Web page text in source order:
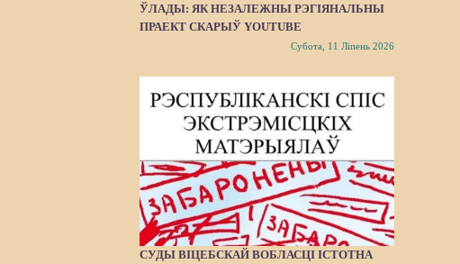
ЎЛАДЫ: ЯК НЕЗАЛЕЖНЫ РЭГІЯНАЛЬНЫ
ПРАЕКТ СКАРЫЎ YOUTUBE
Субота, 11 Ліпень 2026
СУДЫ ВІЦЕБСКАЙ ВОБЛАСЦІ ІСТОТНА